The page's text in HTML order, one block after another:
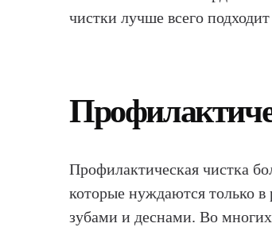
чистки лучше всего
Профилактическая чистка
которые нуждаются только в
зубами и деснами. Во